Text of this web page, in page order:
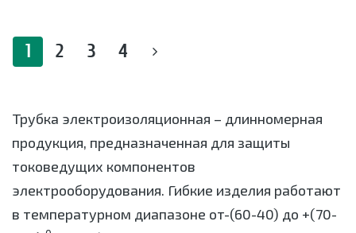
1 2 3 4
Трубка электроизоляционная – длинномерная
продукция, предназначенная для защиты
токоведущих компонентов
электрооборудования. Гибкие изделия работают
в температурном диапазоне от-(60-40) до +(70-